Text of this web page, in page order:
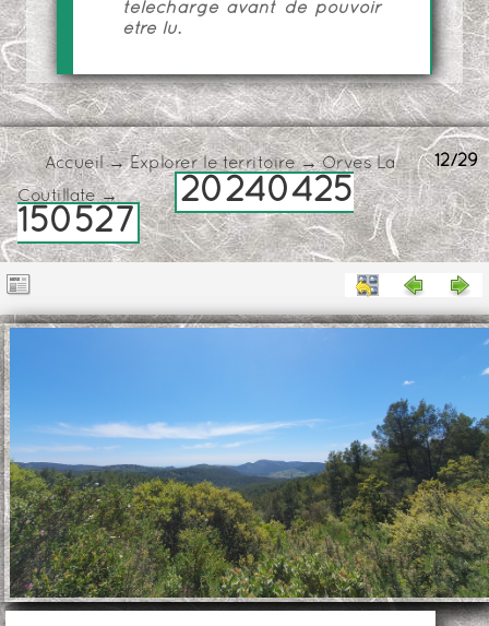
téléchargé avant de pouvoir
être lu.
12/29
Accueil→Explorer le territoire→Orves La
Coutillate→
20240425
150527